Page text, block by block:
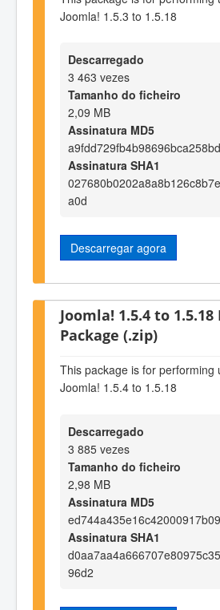
Joomla! 1.5.3 to 1.5.18
Descarregado
3 463 vezes
Tamanho do ficheiro
2,09 MB
Assinatura MD5
Assinatura SHA1
a0d
Descarregar agora
Joomla! 1.5.4 to 1.5.18
Package (.zip)
This package is for performing
Joomla! 1.5.4 to 1.5.18
Descarregado
3 885 vezes
Tamanho do ficheiro
2,98 MB
Assinatura MD5
Assinatura SHA1
96d2